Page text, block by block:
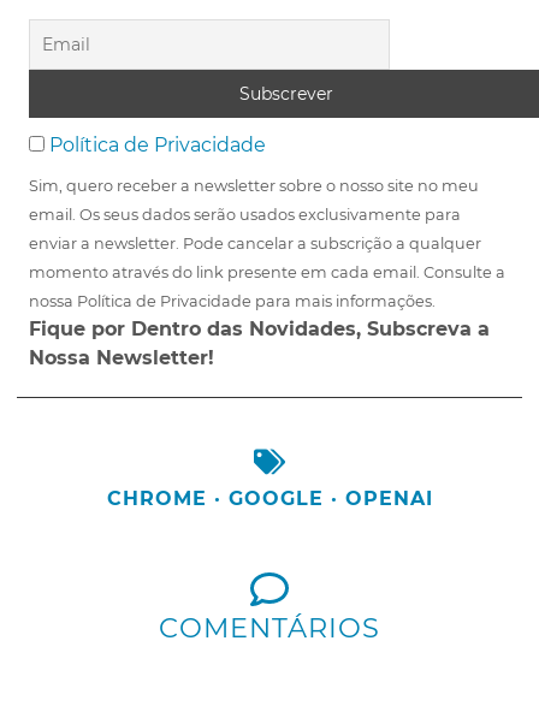
Política de Privacidade
Sim, quero receber a newsletter sobre o nosso site no meu
email. Os seus dados serão usados exclusivamente para
enviar a newsletter. Pode cancelar a subscrição a qualquer
momento através do link presente em cada email. Consulte a
nossa Política de Privacidade para mais informações.
Fique por Dentro das Novidades, Subscreva a
Nossa Newsletter!
CHROME · GOOGLE · OPENAI
COMENTÁRIOS